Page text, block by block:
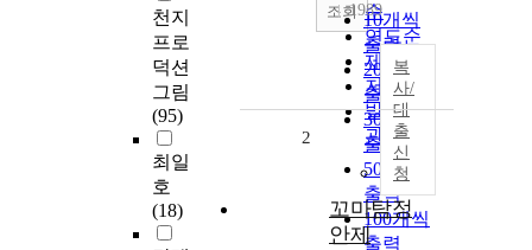
천지
프로
덕션
그림
(95)
최일
호
(18)
순
연도순
제목순
저자순
발행기
관순
10개씩
출력
20개씩
출력
30개씩
출력
50개씩
출력
100개씩
출력
조회1989
복
사/
대
출
신
청
2
꼬마탐정
안제